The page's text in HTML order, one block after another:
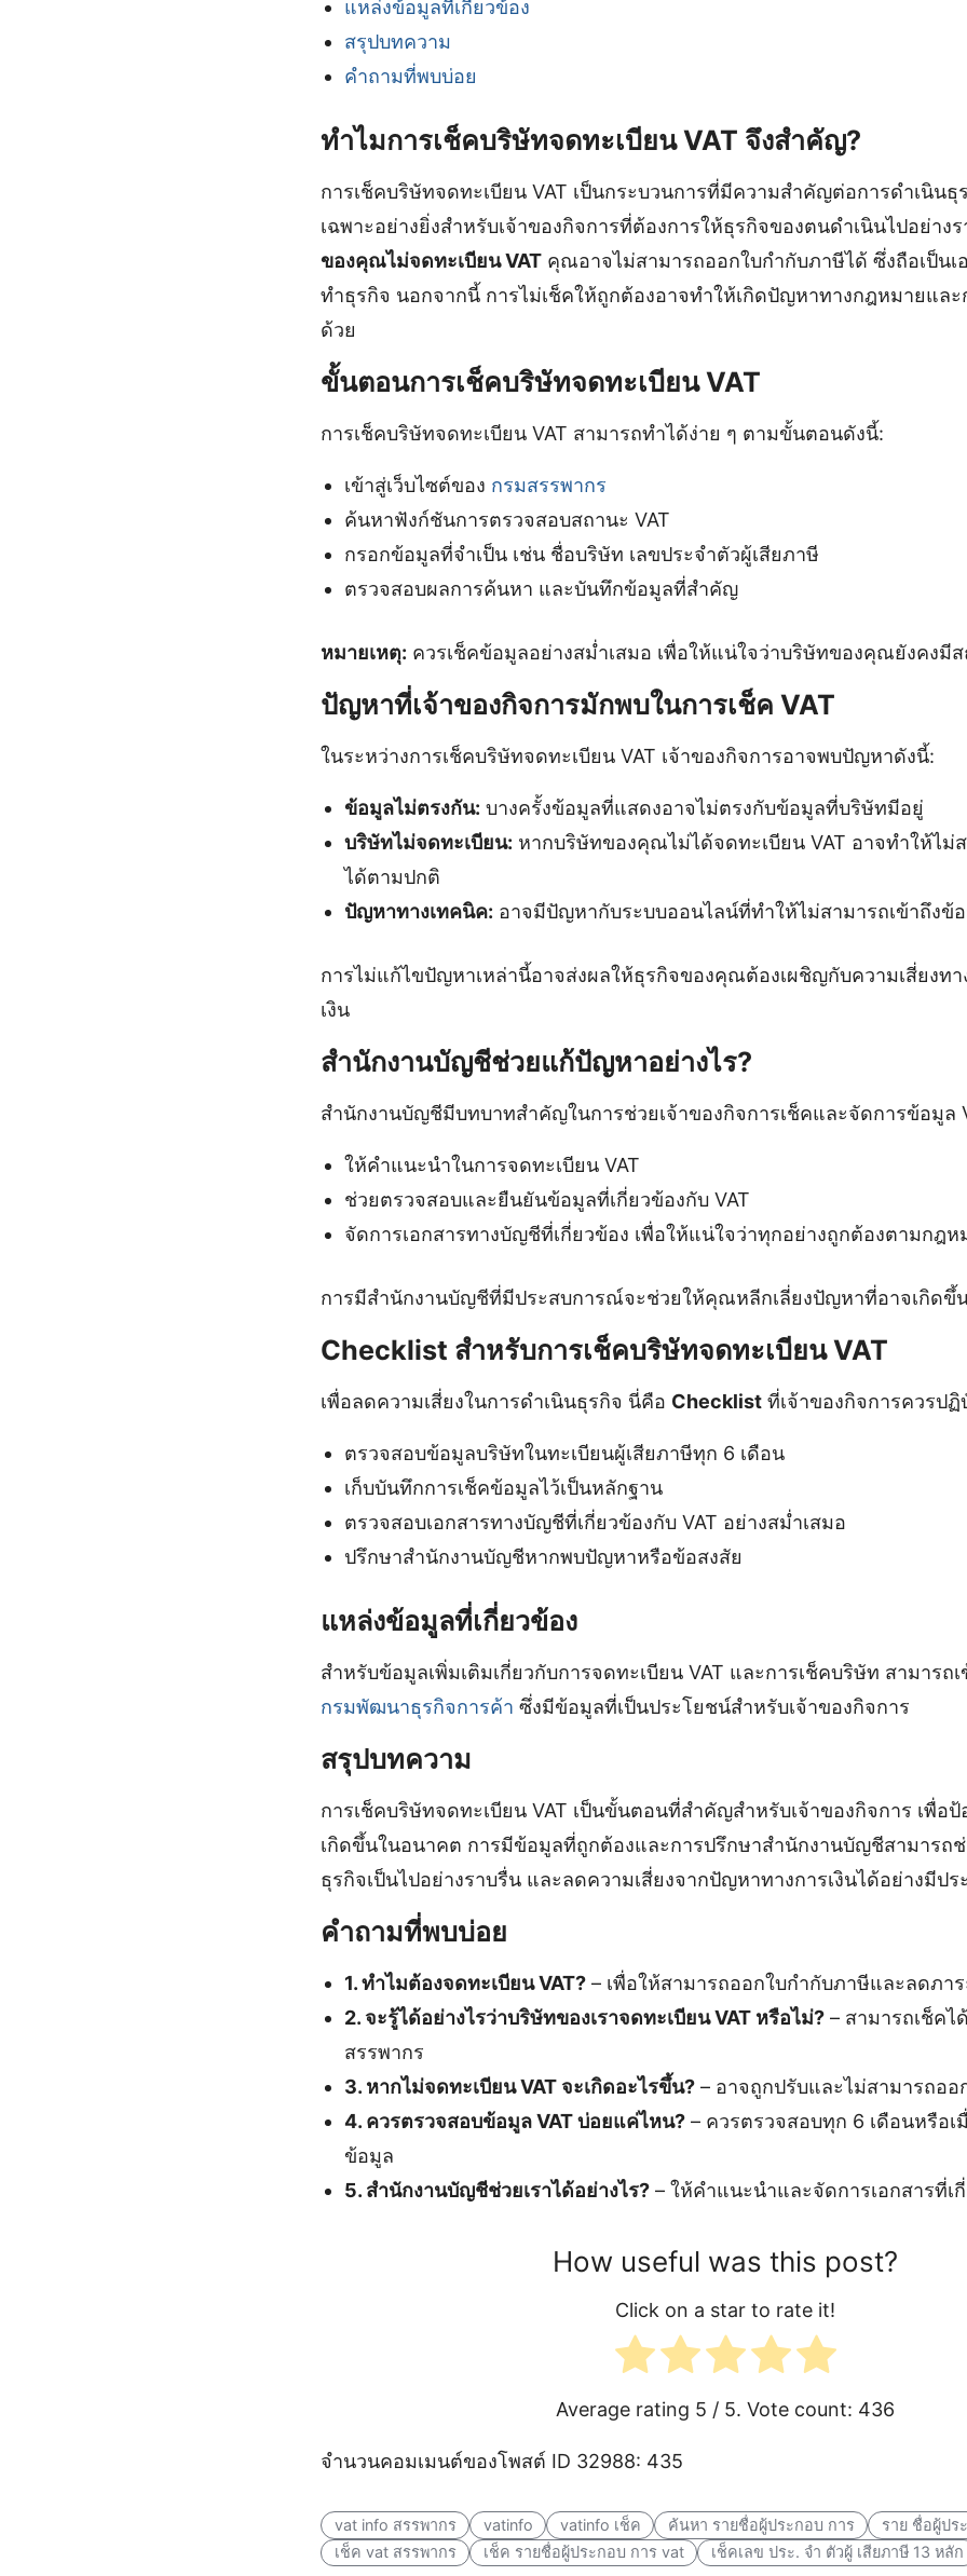
แหล่งข้อมูลที่เกี่ยวข้อง
สรุปบทความ
คำถามที่พบบ่อย
ทำไมการเช็คบริษัทจดทะเบียน VAT จึงสำคัญ?
การเช็คบริษัทจดทะเบียน VAT เป็นกระบวนการที่มีความสำคัญต่อการดำเนินธุ
เฉพาะอย่างยิ่งสำหรับเจ้าของกิจการที่ต้องการให้ธุรกิจของตนดำเนินไปอย่าง
ของคุณไม่จดทะเบียน VAT คุณอาจไม่สามารถออกใบกำกับภาษีได้ ซึ่งถือเป็นเ
ทำธุรกิจ นอกจากนี้ การไม่เช็คให้ถูกต้องอาจทำให้เกิดปัญหาทางกฎหมายและ
ด้วย
ขั้นตอนการเช็คบริษัทจดทะเบียน VAT
การเช็คบริษัทจดทะเบียน VAT สามารถทำได้ง่าย ๆ ตามขั้นตอนดังนี้:
เข้าสู่เว็บไซต์ของ กรมสรรพากร
ค้นหาฟังก์ชันการตรวจสอบสถานะ VAT
กรอกข้อมูลที่จำเป็น เช่น ชื่อบริษัท เลขประจำตัวผู้เสียภาษี
ตรวจสอบผลการค้นหา และบันทึกข้อมูลที่สำคัญ
หมายเหตุ: ควรเช็คข้อมูลอย่างสม่ำเสมอ เพื่อให้แน่ใจว่าบริษัทของคุณยังคงมี
ปัญหาที่เจ้าของกิจการมักพบในการเช็ค VAT
ในระหว่างการเช็คบริษัทจดทะเบียน VAT เจ้าของกิจการอาจพบปัญหาดังนี้:
ข้อมูลไม่ตรงกัน: บางครั้งข้อมูลที่แสดงอาจไม่ตรงกับข้อมูลที่บริษัทมีอยู่
บริษัทไม่จดทะเบียน: หากบริษัทของคุณไม่ได้จดทะเบียน VAT อาจทำให้ไม่
ได้ตามปกติ
ปัญหาทางเทคนิค: อาจมีปัญหากับระบบออนไลน์ที่ทำให้ไม่สามารถเข้าถึงข้
การไม่แก้ไขปัญหาเหล่านี้อาจส่งผลให้ธุรกิจของคุณต้องเผชิญกับความเสี่ยงท
เงิน
สำนักงานบัญชีช่วยแก้ปัญหาอย่างไร?
สำนักงานบัญชีมีบทบาทสำคัญในการช่วยเจ้าของกิจการเช็คและจัดการข้อมูล
ให้คำแนะนำในการจดทะเบียน VAT
ช่วยตรวจสอบและยืนยันข้อมูลที่เกี่ยวข้องกับ VAT
จัดการเอกสารทางบัญชีที่เกี่ยวข้อง เพื่อให้แน่ใจว่าทุกอย่างถูกต้องตามกฎห
การมีสำนักงานบัญชีที่มีประสบการณ์จะช่วยให้คุณหลีกเลี่ยงปัญหาที่อาจเกิดขึ้
Checklist สำหรับการเช็คบริษัทจดทะเบียน VAT
เพื่อลดความเสี่ยงในการดำเนินธุรกิจ นี่คือ Checklist ที่เจ้าของกิจการควรปฏิ
ตรวจสอบข้อมูลบริษัทในทะเบียนผู้เสียภาษีทุก 6 เดือน
เก็บบันทึกการเช็คข้อมูลไว้เป็นหลักฐาน
ตรวจสอบเอกสารทางบัญชีที่เกี่ยวข้องกับ VAT อย่างสม่ำเสมอ
ปรึกษาสำนักงานบัญชีหากพบปัญหาหรือข้อสงสัย
แหล่งข้อมูลที่เกี่ยวข้อง
สำหรับข้อมูลเพิ่มเติมเกี่ยวกับการจดทะเบียน VAT และการเช็คบริษัท สามารถ
กรมพัฒนาธุรกิจการค้า ซึ่งมีข้อมูลที่เป็นประโยชน์สำหรับเจ้าของกิจการ
สรุปบทความ
การเช็คบริษัทจดทะเบียน VAT เป็นขั้นตอนที่สำคัญสำหรับเจ้าของกิจการ เพื่อ
เกิดขึ้นในอนาคต การมีข้อมูลที่ถูกต้องและการปรึกษาสำนักงานบัญชีสามารถ
ธุรกิจเป็นไปอย่างราบรื่น และลดความเสี่ยงจากปัญหาทางการเงินได้อย่างมีป
คำถามที่พบบ่อย
1. ทำไมต้องจดทะเบียน VAT?– เพื่อให้สามารถออกใบกำกับภาษีและลดภา
2. จะรู้ได้อย่างไรว่าบริษัทของเราจดทะเบียน VAT หรือไม่?– สามารถเช็คไ
สรรพากร
3. หากไม่จดทะเบียน VAT จะเกิดอะไรขึ้น?– อาจถูกปรับและไม่สามารถออ
4. ควรตรวจสอบข้อมูล VAT บ่อยแค่ไหน?– ควรตรวจสอบทุก 6 เดือนหรือเ
ข้อมูล
5. สำนักงานบัญชีช่วยเราได้อย่างไร?– ให้คำแนะนำและจัดการเอกสารที่เ
How useful was this post?
Click on a star to rate it!
Average rating 5 / 5. Vote count: 436
จำนวนคอมเมนต์ของโพสต์ ID 32988: 435
vat info สรรพากร vatinfo vatinfo เช็ค ค้นหา รายชื่อผู้ประกอบ การ
ราย ชื่อผู้ปร
เช็ค vat สรรพากร
เช็ค รายชื่อผู้ประกอบ การ vat เช็คเลข ประ. จํา ตัวผู้ เสียภาษี 13 หลัก